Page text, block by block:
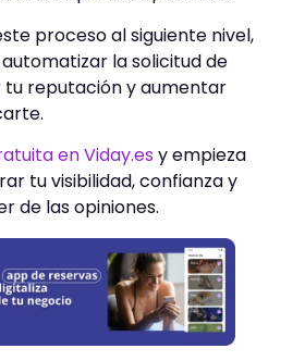
proceso al siguiente nivel,
la solicitud de
tu reputación y aumentar
en Viday.es y empieza
tu visibilidad, confianza y
de las opiniones.